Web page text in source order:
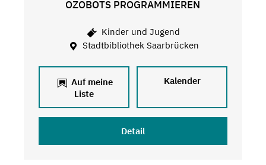
OZOBOTS PROGRAMMIEREN
Kinder und Jugend
Stadtbibliothek Saarbrücken
Auf meine
Liste
Kalender
Detail